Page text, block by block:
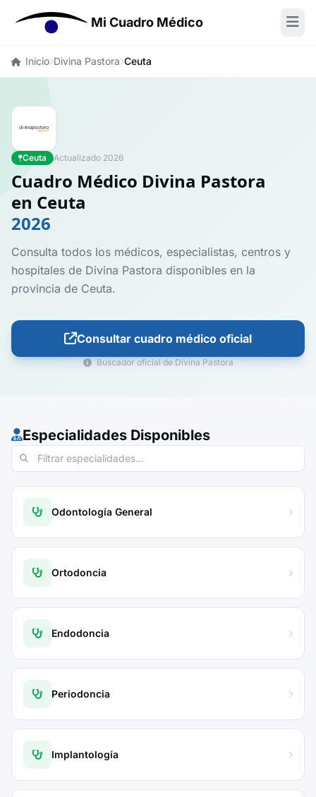
Mi Cuadro Médico
Inicio Divina Pastora Ceuta
Ceuta Actualizado 2026
Cuadro Médico Divina Pastora
en Ceuta
2026
Consulta todos los médicos, especialistas, centros y
hospitales de Divina Pastora disponibles en la
provincia de Ceuta.
Consultar cuadro médico oficial
Buscador oficial de Divina Pastora
Especialidades Disponibles
Odontología General
Ortodoncia
Endodoncia
Periodoncia
Implantología